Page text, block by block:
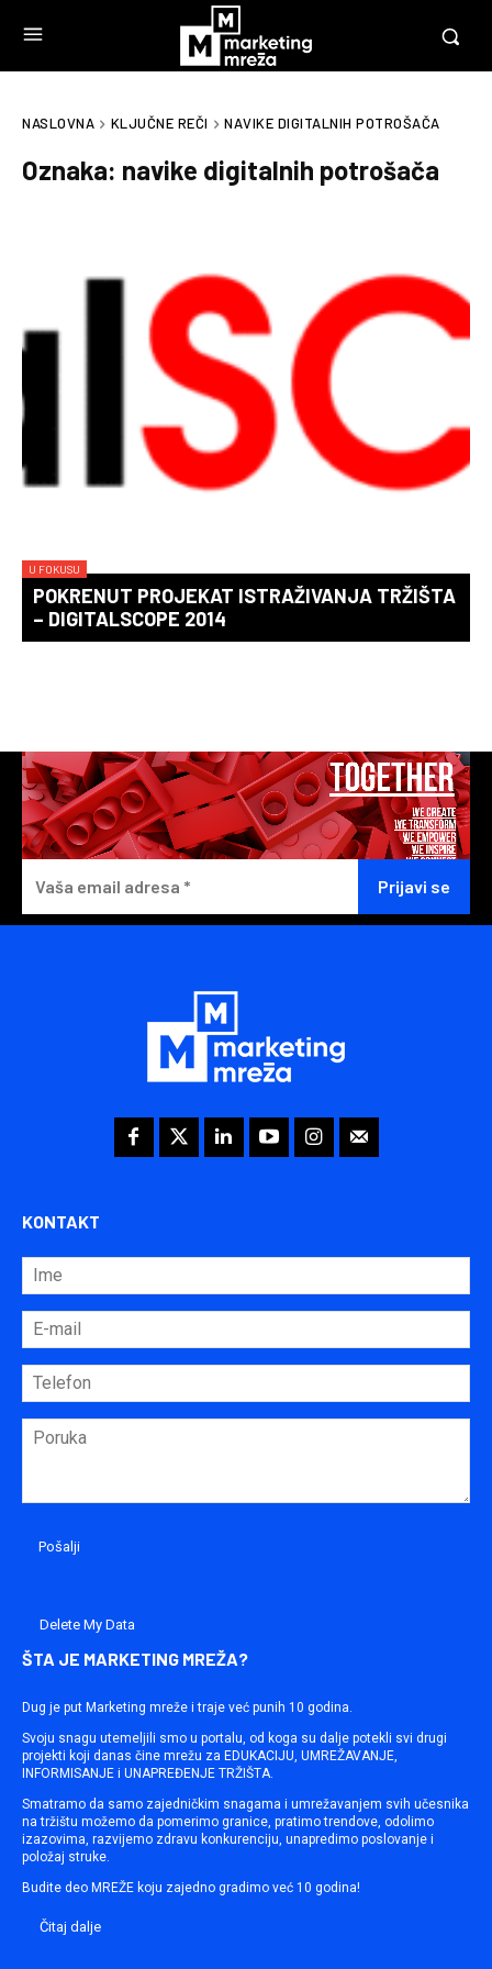
NASLOVNA KLJUČNE REČI NAVIKE DIGITALNIH POTROŠAČA
Oznaka: navike digitalnih potrošača
U FOKUSU
POKRENUT PROJEKAT ISTRAŽIVANJA TRŽIŠTA
– DIGITALSCOPE 2014
KONTAKT
Delete My Data
ŠTA JE MARKETING MREŽA?
Dug je put Marketing mreže i traje već punih 10 godina.
Svoju snagu utemeljili smo u portalu, od koga su dalje potekli svi drugi
projekti koji danas čine mrežu za EDUKACIJU, UMREŽAVANJE,
INFORMISANJE i UNAPREĐENJE TRŽIŠTA.
Smatramo da samo zajedničkim snagama i umrežavanjem svih učesnika
na tržištu možemo da pomerimo granice, pratimo trendove, odolimo
izazovima, razvijemo zdravu konkurenciju, unapredimo poslovanje i
položaj struke.
Budite deo MREŽE koju zajedno gradimo već 10 godina!
Čitaj dalje